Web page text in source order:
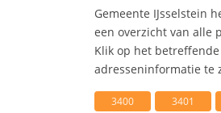
Gemeente IJsselstein
een overzicht van alle
Klik op het
adresseninformatie te
3400 3401